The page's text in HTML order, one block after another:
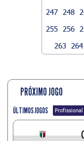
247
248
255
256
263
264
PRÓXIMO JOGO
ÚLTIMOS JOGOS Profissional